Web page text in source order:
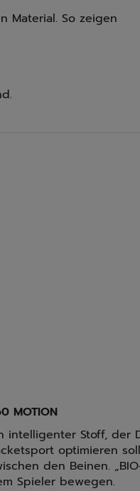
Material. So zeigen
MOTION
intelligenter Stoff, der
optimieren
den Beinen.
Spieler bewegen.